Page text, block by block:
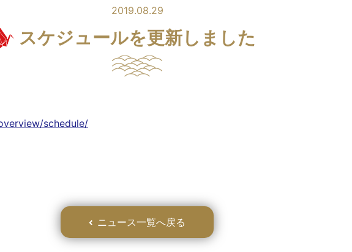
2019.08.29
スケジュールを更新しました
schedule/
ニュース一覧へ戻る